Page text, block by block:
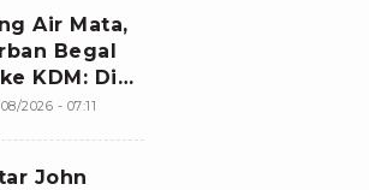
Air Mata,
Begal
KDM: Dia
Tahajud
2026 - 07:11
John